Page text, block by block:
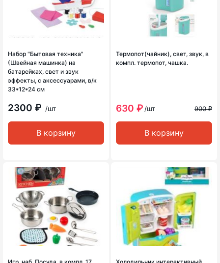
Набор "Бытовая техника"
(Швейная машинка) на
батарейках, свет и звук
эффекты, с аксессуарами, в/к
33*12*24 см
2300 ₽ /шт
В корзину
Термопот(чайник), свет, звук, в
компл. термопот, чашка.
630 ₽ /шт 900 ₽
В корзину